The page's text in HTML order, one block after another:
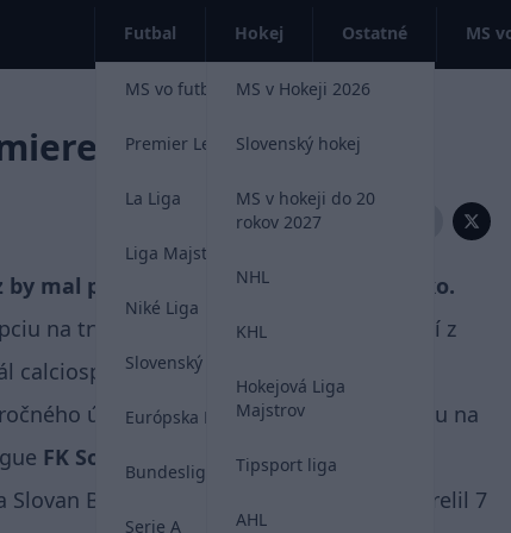
Futbal
MS vo futbale 2026
Premier League
La Liga
Liga Majstrov
Niké Liga
Slovenský futbal
Európska Liga
Bundesliga
Serie A
Hokej
MS v Hokeji 2026
Slovenský hokej
MS v hokeji do 20
rokov 2027
NHL
KHL
Hokejová Liga
Majstrov
Tipsport liga
AHL
Ostatné MS
do ruskej ligy
Zdieľať:
mal počas leta zmeniť svoje pôsobisko.
na trvalý prestup po ročnom hosťovaní z
calciospezia.it.
útočníka viesť do Ruska. S ponukou na
FK Soči.
Bratislava 19 zápasov, v ktorých strelil 7